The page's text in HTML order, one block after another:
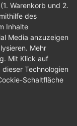
durch
können Sie im
Datenschutz-
der eigenen
Warenkorb und 2.
des
Inhalte
Media anzuzeigen
Mehr
Mit Klick auf
Technologien
Schaltfläche